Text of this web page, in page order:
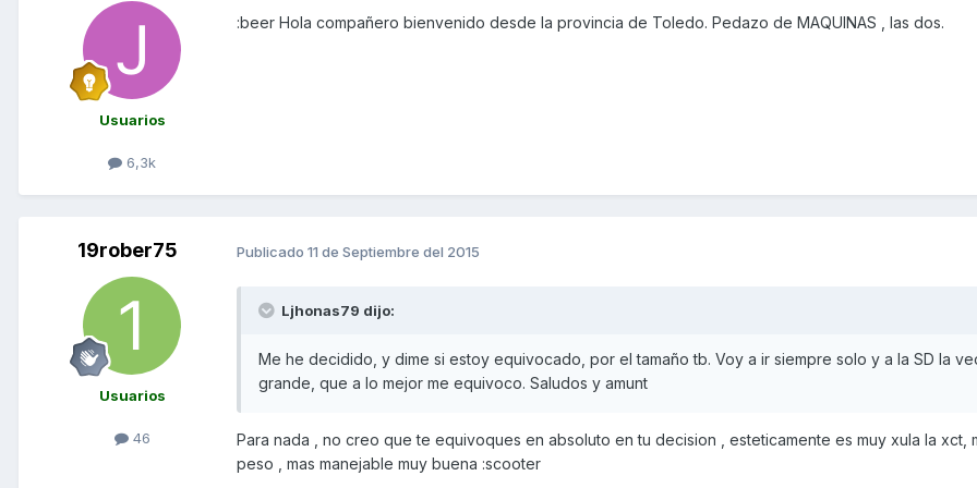
Usuarios
6,3k
:beer Hola compañero bienvenido desde la provincia de Toledo. Pedazo de MAQUINAS , las dos.
19rober75
Usuarios
46
Publicado 11 de Septiembre del 2015
Ljhonas79 dijo:
Me he decidido, y dime si estoy equivocado, por el tamaño tb. Voy a ir siempre solo y a la SD la
grande, que a lo mejor me equivoco. Saludos y amunt
Para nada , no creo que te equivoques en absoluto en tu decision , esteticamente es muy xula la xct,
peso , mas manejable muy buena :scooter